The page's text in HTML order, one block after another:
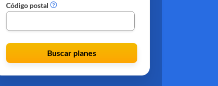
Código postal
Buscar planes